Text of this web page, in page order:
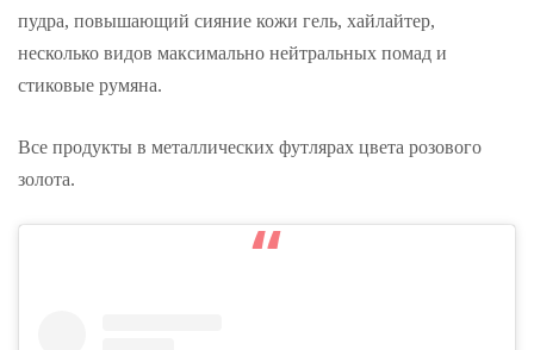
пудра, повышающий сияние кожи гель, хайлайтер,
несколько видов максимально нейтральных помад и
стиковые румяна.
Все продукты в металлических футлярах цвета розового
золота.